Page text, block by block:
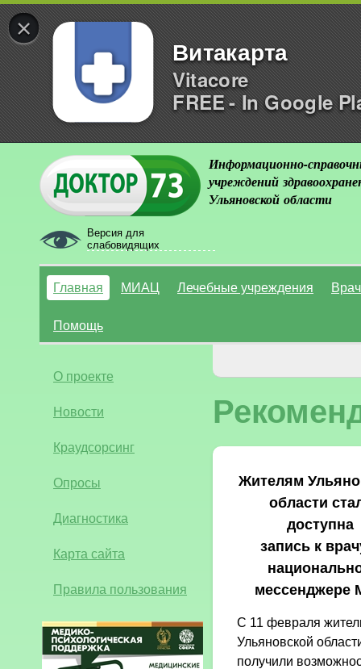
×
Витакарта
Vitacore
FREE - In Google
Версия для
слабовидящих
Информационно-
учреждений
Ульяновской области
Главная МИАЦ Лечебные учреждения
Помощь
О проекте
Новости
Краудсорсинг
Опросы
Диагностика
Карта сайта
Правила пользования
Жителям
области
доступна
запись к
мессенджере
С 11 февраля
Ульяновской
получили